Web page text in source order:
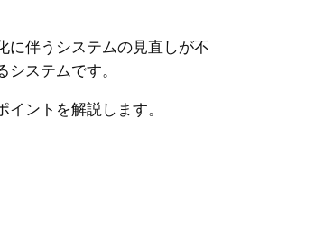
に伴うシステムの見直しが不
システムです。
ントを解説します。